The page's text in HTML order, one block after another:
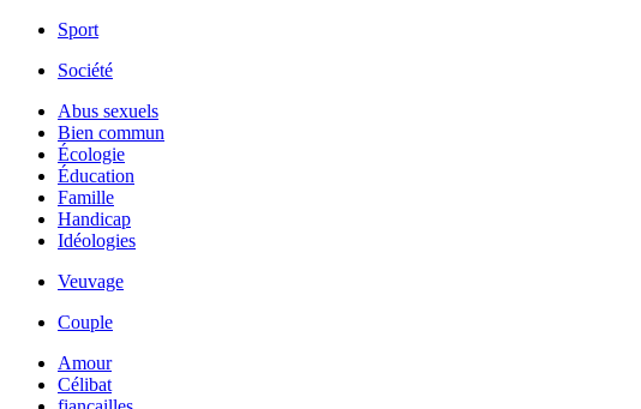
Sport
Société
Abus sexuels
Bien commun
Écologie
Éducation
Famille
Handicap
Idéologies
Veuvage
Couple
Amour
Célibat